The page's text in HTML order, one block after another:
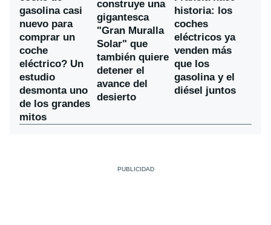
gasolina casi
nuevo para
comprar un
coche
eléctrico? Un
estudio
desmonta uno
de los grandes
mitos
construye una
gigantesca
"Gran Muralla
Solar" que
también quiere
detener el
avance del
desierto
historia: los
coches
eléctricos ya
venden más
que los
gasolina y el
diésel juntos